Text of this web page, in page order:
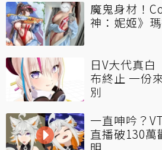
魔鬼身材！
神：妮姬》
日V大代真白
布終止 一份
別
一直呻吟？
直播破130萬